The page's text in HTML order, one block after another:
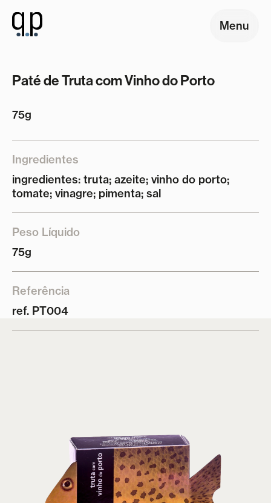
Menu
Paté de Truta com Vinho do Porto
75g
Ingredientes
ingredientes: truta; azeite; vinho do porto;
tomate; vinagre; pimenta; sal
Peso Líquido
75g
Referência
ref. PT004